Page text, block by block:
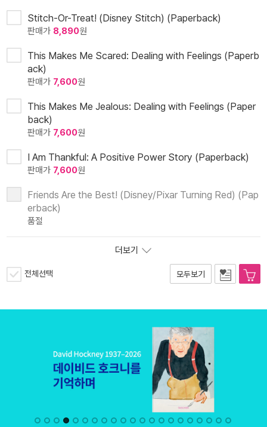
Stitch-Or-Treat! (Disney Stitch) (Paperback)
판매가 8,890원
This Makes Me Scared: Dealing with Feelings (Paperb
ack)
판매가 7,600원
This Makes Me Jealous: Dealing with Feelings (Paper
back)
판매가 7,600원
I Am Thankful: A Positive Power Story (Paperback)
판매가 7,600원
Friends Are the Best! (Disney/Pixar Turning Red) (Pap
erback)
품절
더보기
전체선택 모두보기